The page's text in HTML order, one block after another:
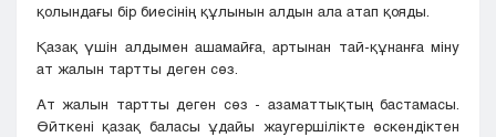
қолындағы бір биесінің құлынын алдын ала атап қояды.
Қазақ үшін алдымен ашамайға, артынан тай-құнанға міну
ат жалын тартты деген сөз.
Ат жалын тартты деген сөз - азаматтықтың бастамасы.
Өйткені қазақ баласы ұдайы жаугершілікте өскендіктен